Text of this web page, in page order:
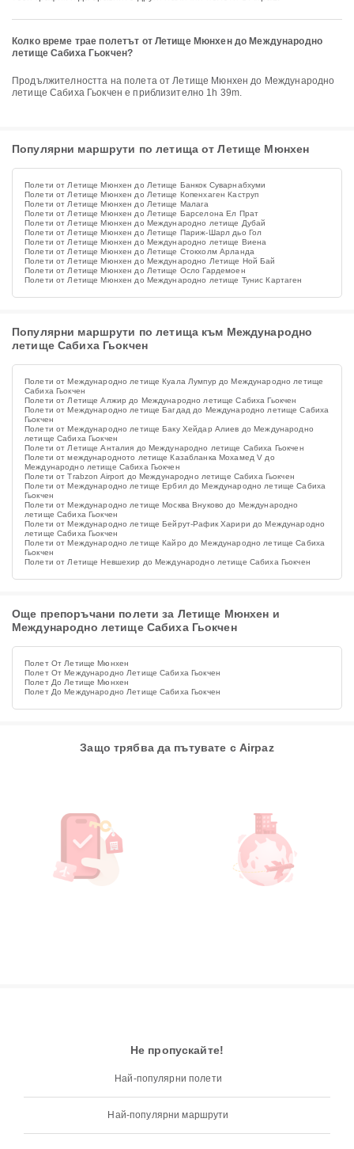
Колко време трае полетът от Летище Мюнхен до Международно
летище Сабиха Гьокчен?
Продължителността на полета от Летище Мюнхен до Международно
летище Сабиха Гьокчен е приблизително 1h 39m.
Популярни маршрути по летища от Летище Мюнхен
Полети от Летище Мюнхен до Летище Банкок Суварнабхуми
Полети от Летище Мюнхен до Летище Копенхаген Каструп
Полети от Летище Мюнхен до Летище Малага
Полети от Летище Мюнхен до Летище Барселона Ел Прат
Полети от Летище Мюнхен до Международно летище Дубай
Полети от Летище Мюнхен до Летище Париж-Шарл дьо Гол
Полети от Летище Мюнхен до Международно летище Виена
Полети от Летище Мюнхен до Летище Стокхолм Арланда
Полети от Летище Мюнхен до Международно Летище Ной Бай
Полети от Летище Мюнхен до Летище Осло Гардемоен
Полети от Летище Мюнхен до Международно летище Тунис Картаген
Популярни маршрути по летища към Международно
летище Сабиха Гьокчен
Полети от Международно летище Куала Лумпур до Международно летище
Сабиха Гьокчен
Полети от Летище Алжир до Международно летище Сабиха Гьокчен
Полети от Международно летище Багдад до Международно летище Сабиха
Гьокчен
Полети от Международно летище Баку Хейдар Алиев до Международно
летище Сабиха Гьокчен
Полети от Летище Анталия до Международно летище Сабиха Гьокчен
Полети от международното летище Казабланка Мохамед V до
Международно летище Сабиха Гьокчен
Полети от Trabzon Airport до Международно летище Сабиха Гьокчен
Полети от Международно летище Ербил до Международно летище Сабиха
Гьокчен
Полети от Международно летище Москва Внуково до Международно
летище Сабиха Гьокчен
Полети от Международно летище Бейрут-Рафик Харири до Международно
летище Сабиха Гьокчен
Полети от Международно летище Кайро до Международно летище Сабиха
Гьокчен
Полети от Летище Невшехир до Международно летище Сабиха Гьокчен
Още препоръчани полети за Летище Мюнхен и
Международно летище Сабиха Гьокчен
Полет От Летище Мюнхен
Полет От Международно Летище Сабиха Гьокчен
Полет До Летище Мюнхен
Полет До Международно Летище Сабиха Гьокчен
Защо трябва да пътувате с Airpaz
Не пропускайте!
Най-популярни полети
Най-популярни маршрути